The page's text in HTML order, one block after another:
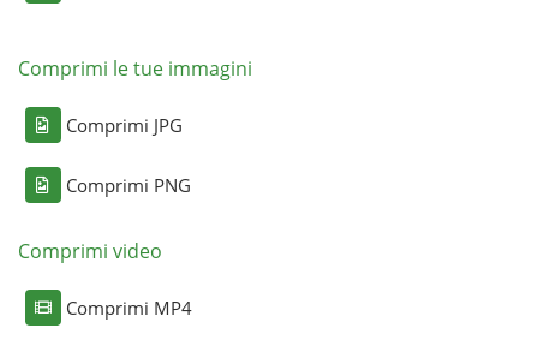
Comprimi le tue immagini
Comprimi JPG
Comprimi PNG
Comprimi video
Comprimi MP4